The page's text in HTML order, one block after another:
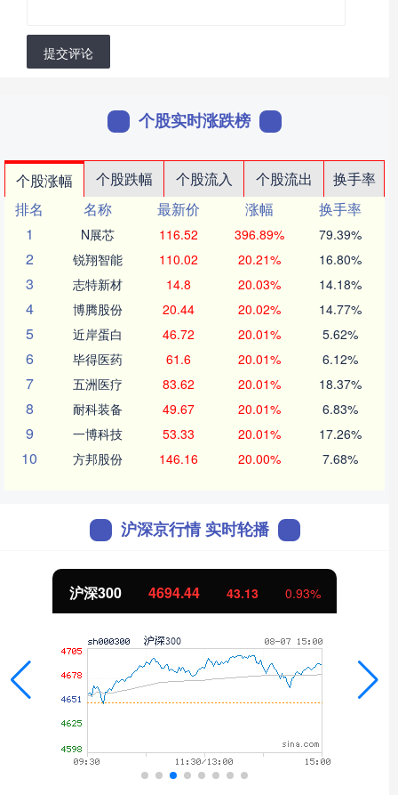
提交评论
个股实时涨跌榜
个股涨幅 个股跌幅 个股流入 个股流出
换手率
排名
名称 最新价 涨幅
换手率
1
N展芯 116.52 396.89% 79.39%
2 锐翔智能 110.02 20.21% 16.80%
3 志特新材 14.8 20.03% 14.18%
4 博腾股份 20.44 20.02% 14.77%
5 近岸蛋白 46.72 20.01% 5.62%
6 毕得医药 61.6 20.01% 6.12%
7 五洲医疗 83.62 20.01% 18.37%
8 耐科装备 49.67 20.01% 6.83%
9 一博科技 53.33 20.01% 17.26%
10 方邦股份 146.16 20.00% 7.68%
沪深京行情 实时轮播
北证50 1134.24 11.37 1.01%